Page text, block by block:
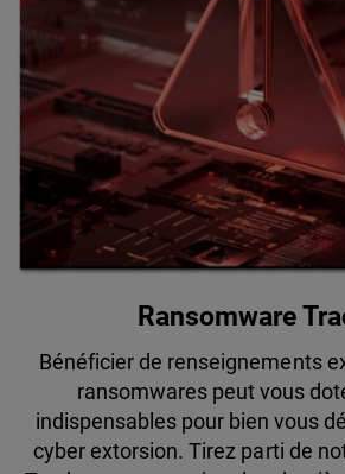
Ransomware
Bénéficier de renseignements
ransomwares peut vous
indispensables pour bien vous
cyber extorsion. Tirez parti de